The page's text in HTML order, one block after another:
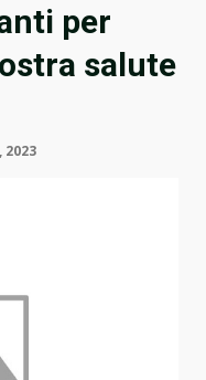
per
salute
2023